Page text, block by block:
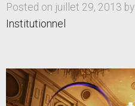
Posted on juillet 29, 2013 by
Institutionnel